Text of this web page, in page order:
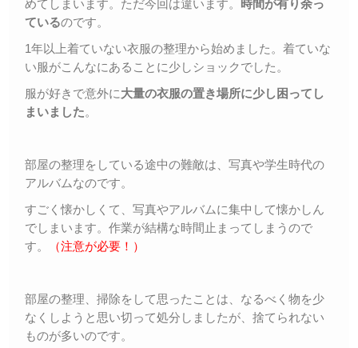
めてしまいます。ただ今回は違います。 時間が有り余っ
ているのです。
1年以上着ていない衣服の整理から始めました。着ていな
い服がこんなにあることに少しショックでした。
服が好きで意外に大量の衣服の置き場所に少し困ってし
まいました。
部屋の整理をしている途中の難敵は、写真や学生時代の
アルバムなのです。
すごく懐かしくて、写真やアルバムに集中して懐かしん
でしまいます。作業が結構な時間止まってしまうので
す。
（注意が必要！）
部屋の整理、掃除をして思ったことは、なるべく物を少
なくしようと思い切って処分しましたが、捨てられない
ものが多いのです。